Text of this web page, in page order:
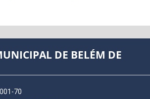
DE BELÉM DE
70